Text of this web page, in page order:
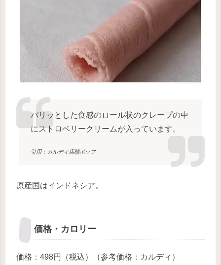
パリッとした食感のロール状のクレープの中
にストロベリークリームが入っています。
引用：カルディ店頭ポップ
原産国はインドネシア。
価格・カロリー
価格：498円（税込）（参考価格：カルディ）